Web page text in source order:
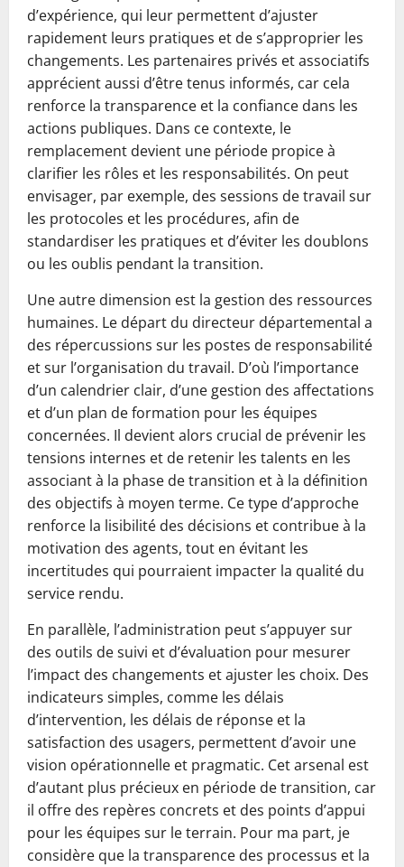
d’expérience, qui leur permettent d’ajuster
rapidement leurs pratiques et de s’approprier les
changements. Les partenaires privés et associatifs
apprécient aussi d’être tenus informés, car cela
renforce la transparence et la confiance dans les
actions publiques. Dans ce contexte, le
remplacement devient une période propice à
clarifier les rôles et les responsabilités. On peut
envisager, par exemple, des sessions de travail sur
les protocoles et les procédures, afin de
standardiser les pratiques et d’éviter les doublons
ou les oublis pendant la transition.
Une autre dimension est la gestion des ressources
humaines. Le départ du directeur départemental a
des répercussions sur les postes de responsabilité
et sur l’organisation du travail. D’où l’importance
d’un calendrier clair, d’une gestion des affectations
et d’un plan de formation pour les équipes
concernées. Il devient alors crucial de prévenir les
tensions internes et de retenir les talents en les
associant à la phase de transition et à la définition
des objectifs à moyen terme. Ce type d’approche
renforce la lisibilité des décisions et contribue à la
motivation des agents, tout en évitant les
incertitudes qui pourraient impacter la qualité du
service rendu.
En parallèle, l’administration peut s’appuyer sur
des outils de suivi et d’évaluation pour mesurer
l’impact des changements et ajuster les choix. Des
indicateurs simples, comme les délais
d’intervention, les délais de réponse et la
satisfaction des usagers, permettent d’avoir une
vision opérationnelle et pragmatic. Cet arsenal est
d’autant plus précieux en période de transition, car
il offre des repères concrets et des points d’appui
pour les équipes sur le terrain. Pour ma part, je
considère que la transparence des processus et la